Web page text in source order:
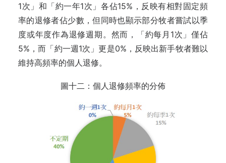
1次」和「約一年1次」各佔15%，反映有相對固定頻
率的退修者佔少數，但同時也顯示部分牧者嘗試以季
度或年度作為退修週期。然而，「約每月1次」僅佔
5%，而「約一週1次」更是0%，反映出新手牧者難以
維持高頻率的個人退修。
圖十二：個人退修頻率的分佈